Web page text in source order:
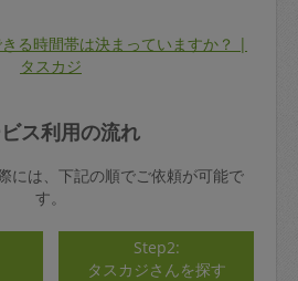
る時間帯は決まっていますか？ |
タスカジ
ス利用の流れ
には、下記の順でご依頼が可能で
す。
Step2:
タスカジさんを探す